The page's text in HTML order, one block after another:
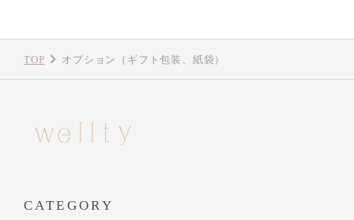
TOP オプション（ギフト包装、紙袋）
CATEGORY